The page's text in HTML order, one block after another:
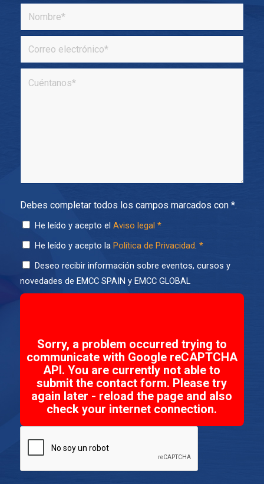
Debes completar todos los campos marcados con *.
He leído y acepto el Aviso legal *
He leído y acepto la Política de Privacidad. *
Deseo recibir información sobre eventos, cursos y
novedades de EMCC SPAIN y EMCC GLOBAL
Sorry, a problem occurred trying to
communicate with Google reCAPTCHA
API. You are currently not able to
submit the contact form. Please try
again later - reload the page and also
check your internet connection.